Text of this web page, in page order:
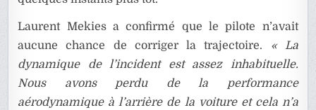
Laurent Mekies a confirmé que le pilote n’avait
aucune chance de corriger la trajectoire. « La
dynamique de l’incident est assez inhabituelle.
Nous avons perdu de la performance
aérodynamique à l’arrière de la voiture et cela n’a